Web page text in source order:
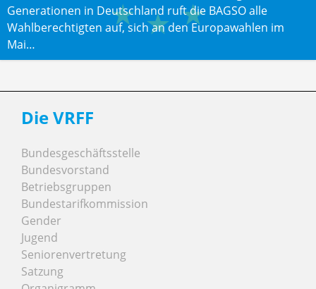
Generationen in Deutschland ruft die BAGSO alle
Wahlberechtigten auf, sich an den Europawahlen im
Mai…
Die VRFF
Bundesgeschäftsstelle
Bundesvorstand
Betriebsgruppen
Bundestarifkommission
Gender
Jugend
Seniorenvertretung
Satzung